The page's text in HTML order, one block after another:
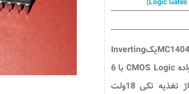
آی سی MC14049BCLیکInverting
buffer/driver از خانواده CMOS Logic با 6
کانال با حداکثر ولتاژ تغذیه تکی 18ولت